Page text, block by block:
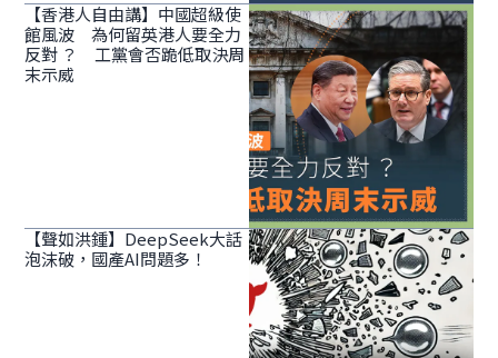
【香港人自由講】中國超級使
館風波 為何留英港人要全力
反對 ？ 工黨會否跪低取決周
末示威
【聲如洪鍾】DeepSeek大話
泡沫破，國產AI問題多！